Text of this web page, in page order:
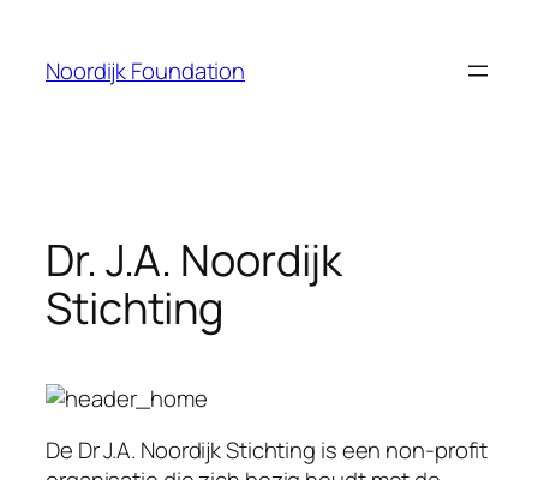
content
Noordijk Foundation
Dr. J.A. Noordijk
Stichting
De Dr J.A. Noordijk Stichting is een non-profit